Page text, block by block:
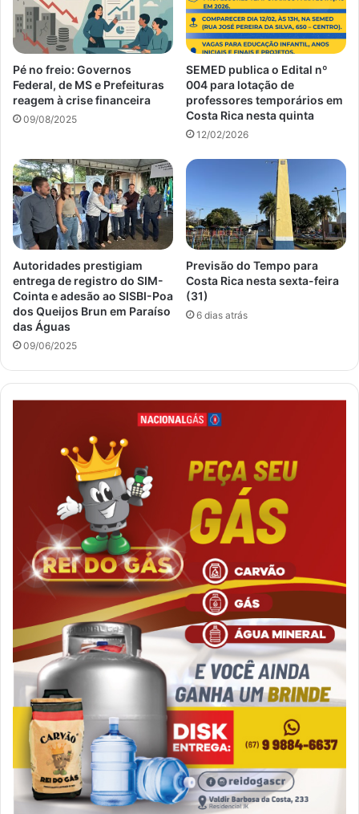
Pé no freio: Governos
Federal, de MS e Prefeituras
reagem à crise financeira
09/08/2025
SEMED publica o Edital nº
004 para lotação de
professores temporários em
Costa Rica nesta quinta
12/02/2026
Autoridades prestigiam
entrega de registro do SIM-
Cointa e adesão ao SISBI-Poa
dos Queijos Brun em Paraíso
das Águas
09/06/2025
Previsão do Tempo para
Costa Rica nesta sexta-feira
(31)
6 dias atrás